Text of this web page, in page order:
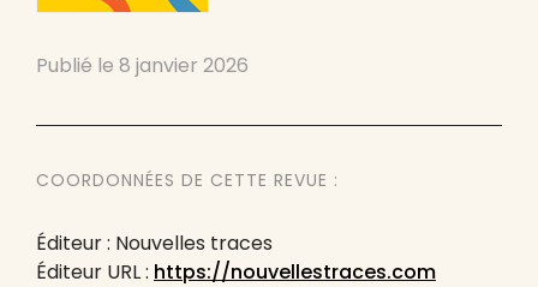
Publié le 8 janvier 2026
COORDONNÉES DE CETTE REVUE :
Éditeur : Nouvelles traces
Éditeur URL : https://nouvellestraces.com